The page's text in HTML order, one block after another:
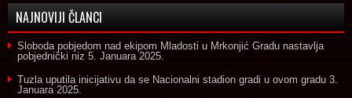
NAJNOVIJI ČLANCI
Sloboda pobjedom nad ekipom Mladosti u Mrkonjić Gradu nastavlja
pobjednički niz 5. Januara 2025.
Tuzla uputila inicijativu da se Nacionalni stadion gradi u ovom gradu 3.
Januara 2025.